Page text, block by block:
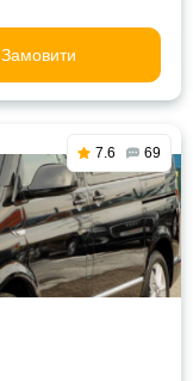
Замовити
7.6 69